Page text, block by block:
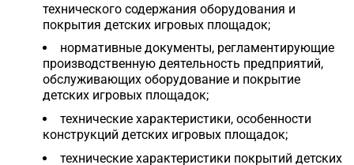
технического содержания оборудования и
покрытия детских игровых площадок;
нормативные документы, регламентирующие
производственную деятельность предприятий,
обслуживающих оборудование и покрытие
детских игровых площадок;
технические характеристики, особенности
конструкций детских игровых площадок;
технические характеристики покрытий детских